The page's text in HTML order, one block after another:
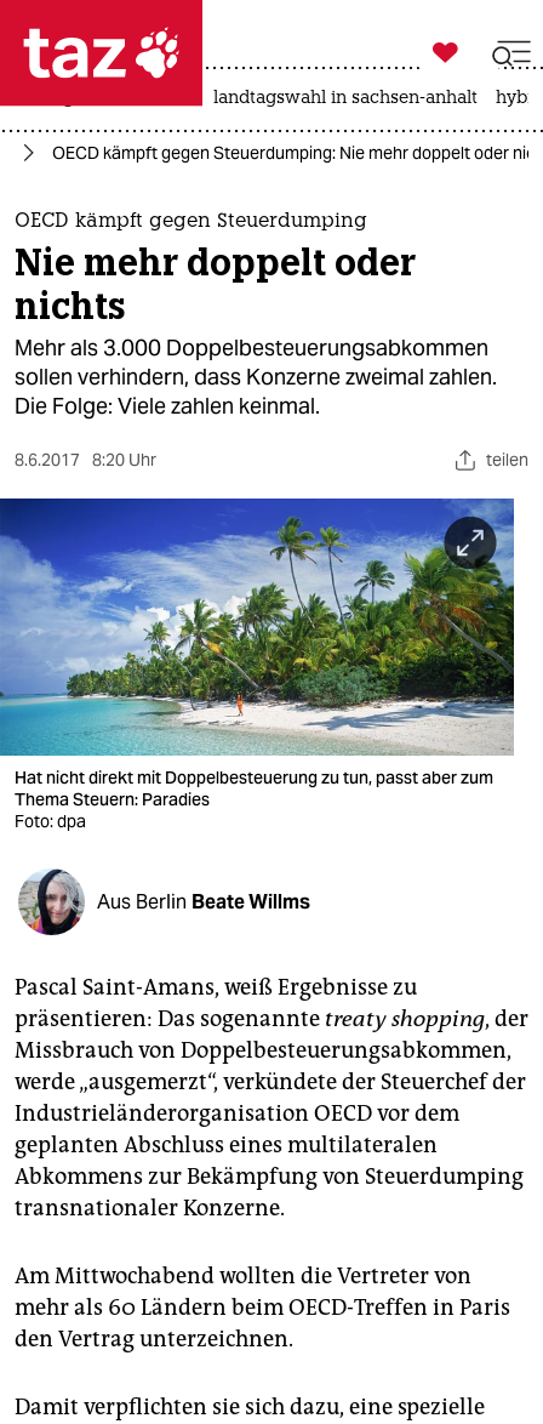
 taz zahl ich
taz zahl ich
themen
politik
öko
gesellschaft
sport
berlin
nord
wahrheit
verlag
verlag
veranstaltungen
fragen & hilfe
abo
genossenschaft
epaper login

taz zahl ich
landtagswahl in sachsen-anhalt
OECD kämpft gegen Steuerdumping: Nie mehr doppelt oder
OECD kämpft gegen Steuerdumping
Nie mehr doppelt oder
nichts
Mehr als 3.000 Doppelbesteuerungsabkommen
sollen verhindern, dass Konzerne zweimal zahlen.
Die Folge: Viele zahlen keinmal.
8.6.2017 8:20 Uhr teilen
Hat nicht direkt mit Doppelbesteuerung zu tun, passt aber zum
Thema Steuern: Paradies
Foto: dpa
Aus Berlin Beate Willms
Pascal Saint-Amans, weiß Ergebnisse zu
präsentieren: Das sogenannte treaty shopping, der
Missbrauch von Doppelbesteuerungsabkommen,
werde „ausgemerzt“, verkündete der Steuerchef der
Industrieländerorganisation OECD vor dem
geplanten Abschluss eines multilateralen
Abkommens zur Bekämpfung von Steuerdumping
transnationaler Konzerne.
Am Mittwochabend wollten die Vertreter von
mehr als 60 Ländern beim OECD-Treffen in Paris
den Vertrag unterzeichnen.
Damit verpflichten sie sich dazu, eine spezielle